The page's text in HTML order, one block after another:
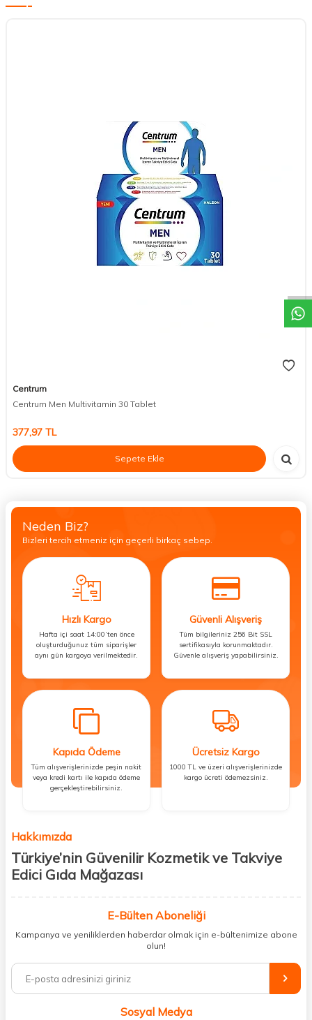
Centrum
Centrum Men Multivitamin 30 Tablet
377,97 TL
Sepete Ekle
Neden Biz?
Bizleri tercih etmeniz için geçerli birkaç sebep.
Hızlı Kargo
Hafta içi saat 14:00’ten önce
oluşturduğunuz tüm siparişler
aynı gün kargoya verilmektedir.
Güvenli Alışveriş
Tüm bilgileriniz 256 Bit SSL
sertifikasıyla korunmaktadır.
Güvenle alışveriş yapabilirsiniz.
Kapıda Ödeme
Tüm alışverişlerinizde peşin nakit
veya kredi kartı ile kapıda ödeme
gerçekleştirebilirsiniz.
Ücretsiz Kargo
1000 TL ve üzeri alışverişlerinizde
kargo ücreti ödemezsiniz.
Hakkımızda
Türkiye’nin Güvenilir Kozmetik ve Takviye
Edici Gıda Mağazası
kişisel bakım hem de takviye edici gıda ürünlerini sizlerle
buluşturuyoruz. Artık mağaza mağaza dolaşmanıza gerek yok;
ihtiyacınız olan her şeyi tek bir çatı altında topluyor ve kapınıza kadar
%100 orijinal kozmetik ve sağlık ürünleriyle güzelliğinizi tamamlayabilir,
vücudunuzu desteklemek için güvenilir takviye edici gıdalara
minerallere kadar binlerce ürünü uygun fiyat ve hızlı kargo avantajıyla
E-Bülten Aboneliği
Kampanya ve yeniliklerden haberdar olmak için e-bültenimize abone
olun!
Sosyal Medya